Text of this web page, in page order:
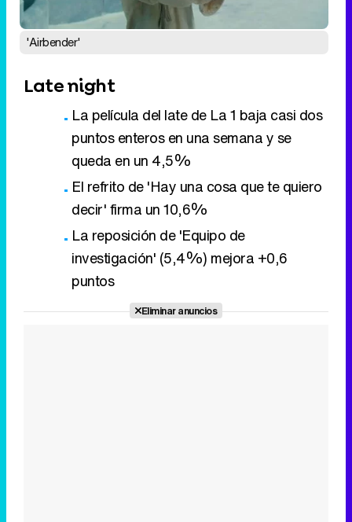
'Airbender'
Late night
La película del late de La 1 baja casi dos
puntos enteros en una semana y se
queda en un 4,5%
El refrito de 'Hay una cosa que te quiero
decir' firma un 10,6%
La reposición de 'Equipo de
investigación' (5,4%) mejora +0,6
puntos
Eliminar anuncios